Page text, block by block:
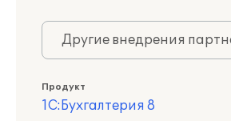
Другие внедрения
Продукт
1С:Бухгалтерия 8